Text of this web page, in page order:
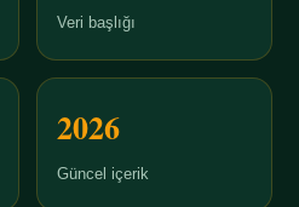
Veri başlığı
2026
Güncel içerik